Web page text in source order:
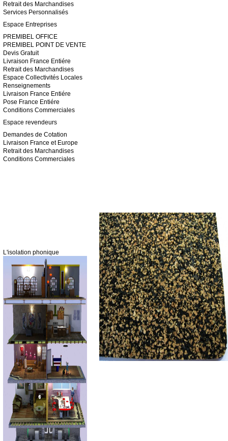
Retrait des Marchandises
Services Personnalisés
Espace Entreprises
PREMIBEL OFFICE
PREMIBEL POINT DE VENTE
Devis Gratuit
Livraison France Entiére
Retrait des Marchandises
Espace Collectivités Locales
Renseignements
Livraison France Entiére
Pose France Entiére
Conditions Commerciales
Espace revendeurs
Demandes de Cotation
Livraison France et Europe
Retrait des Marchandises
Conditions Commerciales
L'isolation phonique